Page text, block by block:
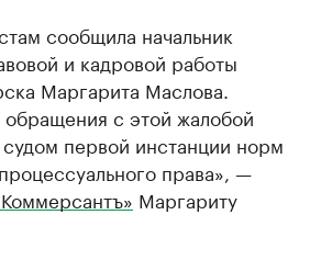
сообщила начальник
и кадровой работы
Маргарита Маслова.
с этой жалобой
первой инстанции норм
права», —
Маргариту